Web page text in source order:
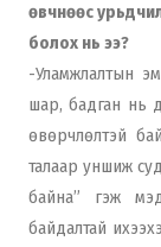
өвчнөөс
болох нь ээ?
-Уламжлалтын
шар, бадган нь
өвөрчлөлтэй
талаар уншиж
байна” гэж
байдалтай